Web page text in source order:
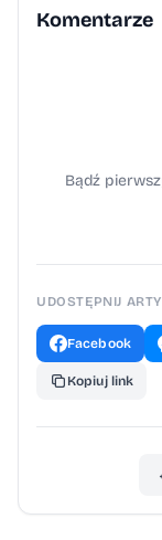
Komentarze
Bądź
UDOSTĘPNIJ
Facebook
Kopiuj link